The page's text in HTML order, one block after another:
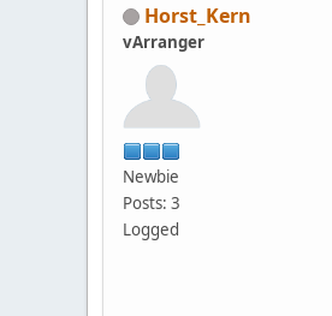
Horst_Kern
vArranger
Newbie
Posts: 3
Logged